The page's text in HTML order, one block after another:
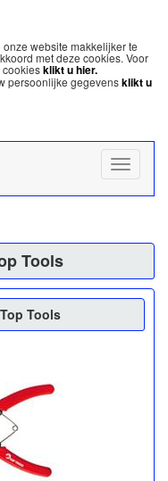
website makkelijker te
met deze cookies. Voor
cookiesklikt u hier.
persoonlijke gegevensklikt u
Tools
Tools